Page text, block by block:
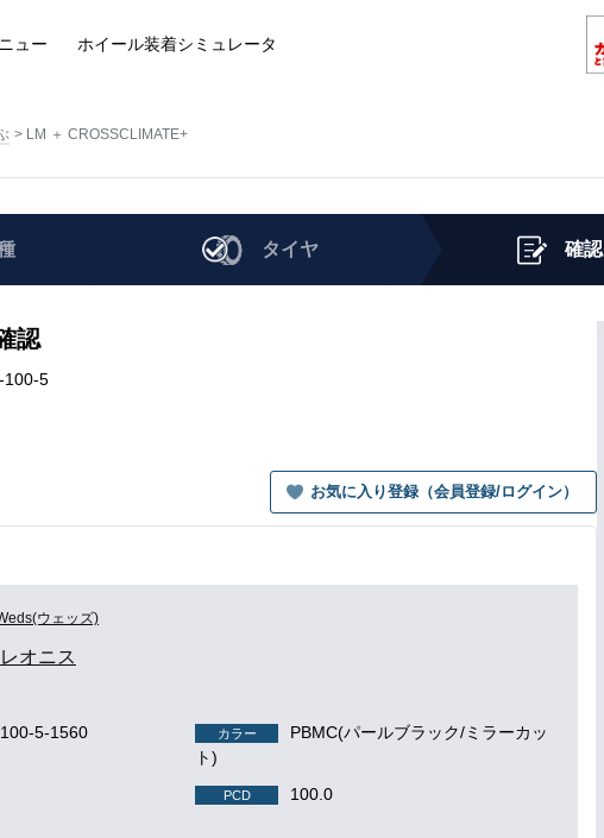
ュー ホイール装着シミュレータ
LM ＋ CROSSCLIMATE+
タイヤ 確認
認
100-5
お気に入り登録（会員登録/ログイン）
ウェッズ)
オニス
5-1560 カラー
PBMC(パールブラック/ミラーカッ
ト)
PCD 100.0